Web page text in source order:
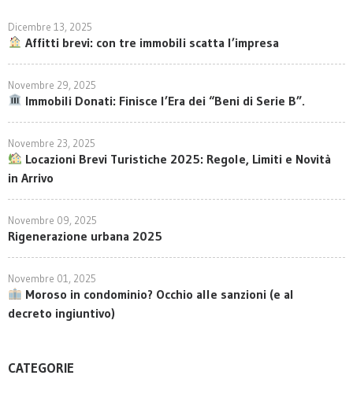
Dicembre 13, 2025
Affitti brevi: con tre immobili scatta l’impresa
Novembre 29, 2025
Immobili Donati: Finisce l’Era dei “Beni di Serie B”.
Novembre 23, 2025
Locazioni Brevi Turistiche 2025: Regole, Limiti e Novità
in Arrivo
Novembre 09, 2025
Rigenerazione urbana 2025
Novembre 01, 2025
Moroso in condominio? Occhio alle sanzioni (e al
decreto ingiuntivo)
CATEGORIE